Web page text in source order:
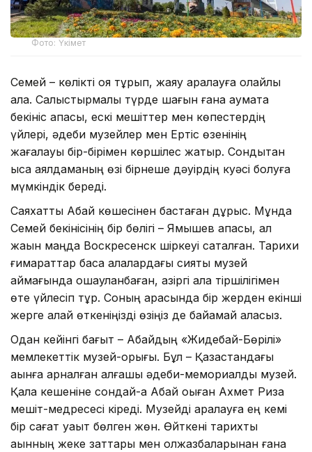
Фото: Үкімет
Семей – көлікті қоя тұрып, жаяу аралауға қолайлы
қала. Салыстырмалы түрде шағын ғана аумақта
бекініс қақпасы, ескі мешіттер мен көпестердің
үйлері, әдеби музейлер мен Ертіс өзенінің
жағалауы бір-бірімен көршілес жатыр. Сондықтан
қысқа аялдаманың өзі бірнеше дәуірдің куәсі болуға
мүмкіндік береді.
Саяхатты Абай көшесінен бастаған дұрыс. Мұнда
Семей бекінісінің бір бөлігі – Ямышев қақпасы, ал
жақын маңда Воскресенск шіркеуі сақталған. Тарихи
ғимараттар басқа қалалардағы сияқты музей
аймағында оқшауланбаған, қазіргі қала тіршілігімен
өте үйлесіп тұр. Соның арқасында бір жерден екінші
жерге қалай өткеніңізді өзіңіз де байқамай қаласыз.
Одан кейінгі бағыт – Абайдың «Жидебай-Бөрілі»
мемлекеттік музей-қорығы. Бұл – Қазақстандағы
ақынға арналған алғашқы әдеби-мемориалды музей.
Қала кешеніне сондай-ақ Абай оқыған Ахмет Риза
мешіт-медресесі кіреді. Музейді аралауға ең кемі
бір сағат уақыт бөлген жөн. Өйткені тарихты
ақынның жеке заттары мен қолжазбаларынан ғана